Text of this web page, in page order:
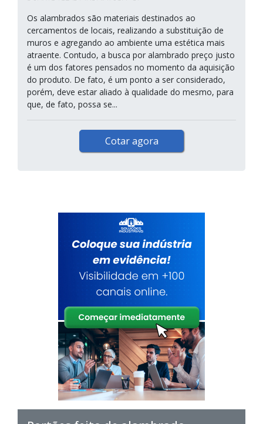
Os alambrados são materiais destinados ao
cercamentos de locais, realizando a substituição de
muros e agregando ao ambiente uma estética mais
atraente. Contudo, a busca por alambrado preço justo
é um dos fatores pensados no momento da aquisição
do produto. De fato, é um ponto a ser considerado,
porém, deve estar aliado à qualidade do mesmo, para
que, de fato, possa se...
Cotar agora